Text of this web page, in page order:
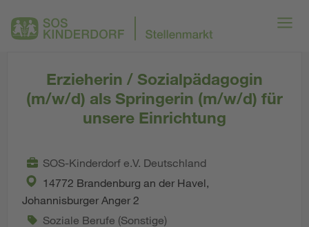
Erzieherin / Sozialpädagogin
(m/w/d) als Springerin (m/w/d) für
unsere Einrichtung
SOS-Kinderdorf e.V. Deutschland
14772 Brandenburg an der Havel,
Johannisburger Anger 2
Soziale Berufe (Sonstige)